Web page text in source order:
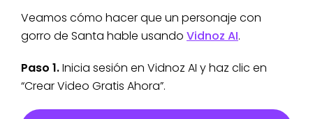
Veamos cómo hacer que un personaje con
gorro de Santa hable usando Vidnoz AI.
Paso 1.Inicia sesión en Vidnoz AI y haz clic en
“Crear Video Gratis Ahora”.